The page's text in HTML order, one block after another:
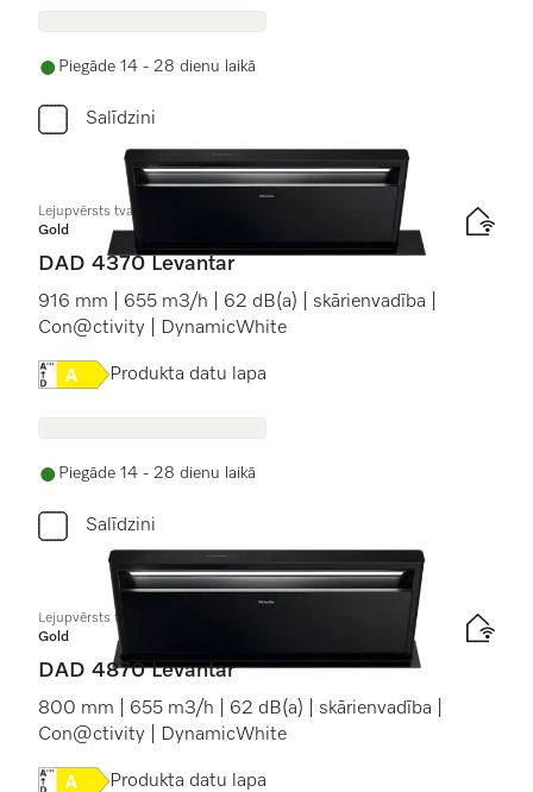
Piegāde 14 - 28 dienu laikā
Salīdzini
Lejupvērsts tvaika nosūcējs
Gold
DAD 4370 Levantar
916 mm | 655 m3/h | 62 dB(a) | skārienvadība |
Con@ctivity | DynamicWhite
Online Label Flag, Energoefektivitātes etiķete
Produkta datu lapa
Piegāde 14 - 28 dienu laikā
Salīdzini
Lejupvērsts tvaika nosūcējs
Gold
DAD 4870 Levantar
800 mm | 655 m3/h | 62 dB(a) | skārienvadība |
Con@ctivity | DynamicWhite
Online Label Flag, Energoefektivitātes etiķete
Produkta datu lapa